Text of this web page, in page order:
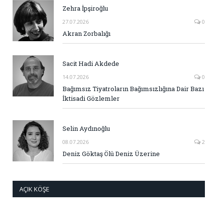
Zehra İpşiroğlu
27.07.2026 0
Akran Zorbalığı
Sacit Hadi Akdede
14.07.2026 0
Bağımsız Tiyatroların Bağımsızlığına Dair Bazı
İktisadi Gözlemler
Selin Aydınoğlu
08.07.2026 2
Deniz Göktaş Ölü Deniz Üzerine
AÇIK KÖŞE